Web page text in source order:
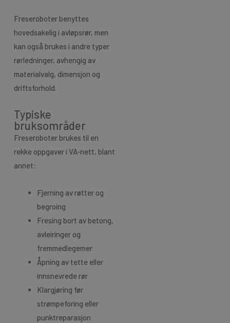
Freseroboter benyttes
hovedsakelig i avløpsrør, men
kan også brukes i andre typer
rørledninger, avhengig av
materialvalg, dimensjon og
driftsforhold.
Typiske
bruksområder
Freseroboter brukes til en
rekke oppgaver i VA‑nett, blant
annet:
Fjerning av røtter og
begroing
Fresing bort av betong,
avleiringer og
fremmedlegemer
Åpning av tette eller
innsnevrede rør
Klargjøring før
strømpeforing eller
punktreparasjon